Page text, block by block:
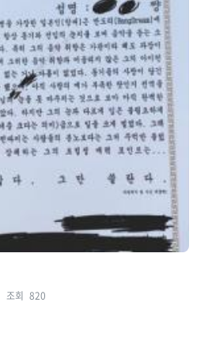
조회 820